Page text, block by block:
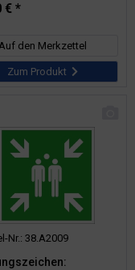
€ *
den Merkzettel
Zum Produkt
Nr.: 38.A2009